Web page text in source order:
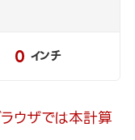
0 インチ
ウザでは本計算